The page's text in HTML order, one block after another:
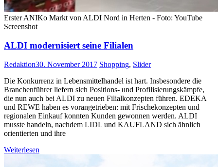
Erster ANIKo Markt von ALDI Nord in Herten - Foto: YouTube
Screenshot
ALDI modernisiert seine Filialen
Redaktion30. November 2017 Shopping, Slider
Die Konkurrenz in Lebensmittelhandel ist hart. Insbesondere die
Branchenführer liefern sich Positions- und Profilisierungskämpfe,
die nun auch bei ALDI zu neuen Filialkonzepten führen. EDEKA
und REWE haben es vorangetrieben: mit Frischekonzepten und
regionalen Einkauf konnten Kunden gewonnen werden. ALDI
musste handeln, nachdem LIDL und KAUFLAND sich ähnlich
orientierten und ihre
Weiterlesen